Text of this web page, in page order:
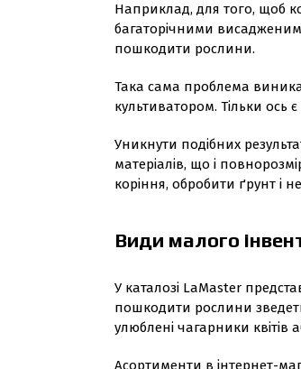
Наприклад, для того, щоб
багаторічними
пошкодити рослини.
Така сама проблема
культиватором. Тільки
Уникнути подібних
матеріалів, що і
коріння, обробити ґрунт і
Види малого
У каталозі LaMaster
пошкодити рослини
улюблені чагарники квітів
Асортименти в інтернет-